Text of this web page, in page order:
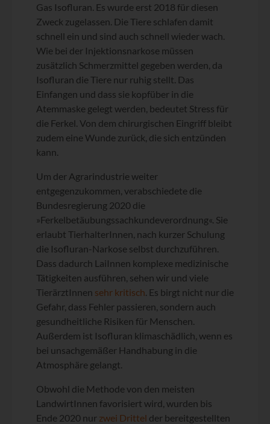
Gas Isofluran. Es wurde erst 2018 für diesen
Zweck zugelassen. Die Tiere schlafen damit
schnell ein und sind auch schnell wieder wach.
Wie bei der Injektionsnarkose müssen
zusätzlich Schmerzmittel gegeben werden, da
Isofluran die Tiere nur ruhig stellt. Das
Einfangen und dass sie kopfüber in die
Atemmaske gelegt werden, bedeutet Stress für
die Ferkel. Von dem chirurgischen Eingriff bleibt
zudem eine Wunde zurück, die sich entzünden
kann.
Um der Agrarindustrie weiter
entgegenzukommen, verabschiedete die
Bundesregierung 2020 die
»Ferkelbetäubungssachkundeverordnung«. Sie
erlaubt TierhalterInnen, nach kurzer Schulung
die Isofluran-Narkose selbst durchzuführen.
Dass dadurch LaiInnen komplexe medizinische
Tätigkeiten ausführen, sehen wir und viele
TierärztInnen sehr kritisch . Es birgt nicht nur die
Gefahr, dass Fehler passieren, sondern auch
gesundheitliche Risiken für Menschen.
Außerdem ist Isofluran klimaschädlich, wenn es
bei unsachgemäßer Handhabung in die
Atmosphäre gelangt.
Obwohl die Methode von den meisten
LandwirtInnen favorisiert wird, wurden bis
Ende 2020 nur zwei Drittel der bereitgestellten